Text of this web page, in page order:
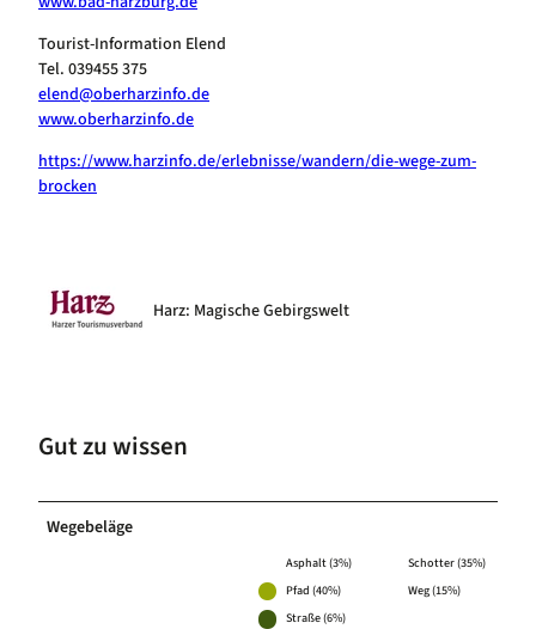
Tourist-Information Elend
Tel. 039455 375
elend@oberharzinfo.de
www.oberharzinfo.de
https://www.harzinfo.de/erlebnisse/wandern/die-wege-zum-
brocken
Harz: Magische Gebirgswelt
Gut zu wissen
Wegebeläge
Asphalt (3%)
Schotter (35%)
Pfad (40%)
Weg (15%)
Straße (6%)